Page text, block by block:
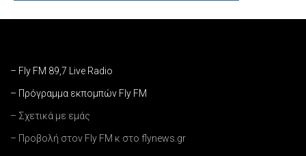
– Fly FM 89,7 Live Radio
– Πρόγραμμα εκπομπών Fly FM
– Σχετικά με εμάς
– Προβολή στον Fly FM κ στο flynews.gr